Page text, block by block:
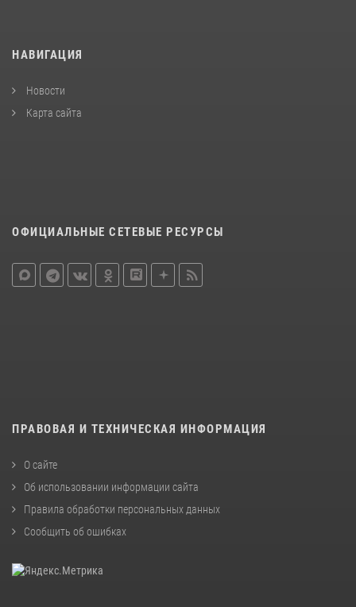
НАВИГАЦИЯ
Новости
Карта сайта
ОФИЦИАЛЬНЫЕ СЕТЕВЫЕ РЕСУРСЫ
ПРАВОВАЯ И ТЕХНИЧЕСКАЯ ИНФОРМАЦИЯ
О сайте
Об использовании информации сайта
Правила обработки персональных данных
Сообщить об ошибках